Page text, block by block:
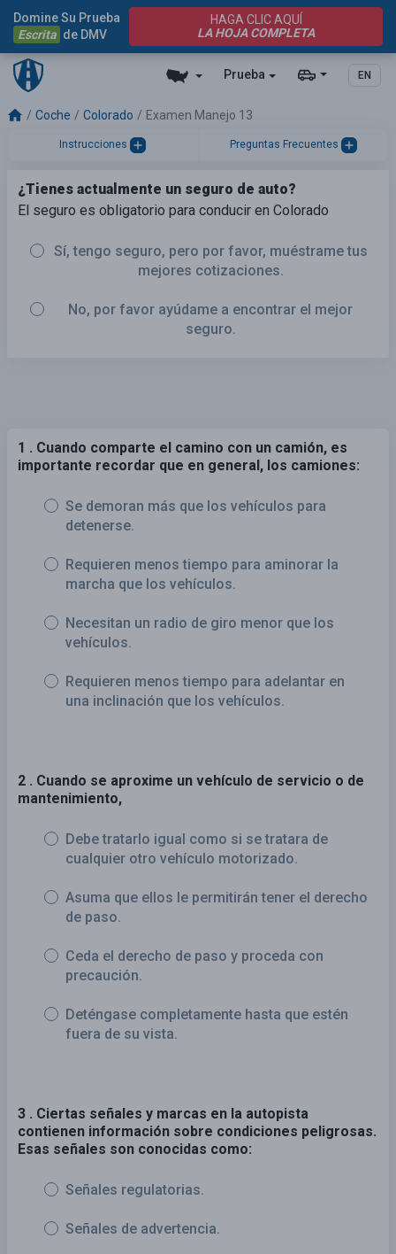
Prueba EN
Domine Su Prueba
Escrita de DMV
HAGA CLIC AQUÍ
LA HOJA COMPLETA
Coche Colorado Examen Manejo 13
Instrucciones Preguntas Frecuentes
¿Tienes actualmente un seguro de auto?
El seguro es obligatorio para conducir en Colorado
Sí, tengo seguro, pero por favor, muéstrame tus
mejores cotizaciones.
No, por favor ayúdame a encontrar el mejor
seguro.
1 . Cuando comparte el camino con un camión, es
importante recordar que en general, los camiones:
Se demoran más que los vehículos para
detenerse.
Requieren menos tiempo para aminorar la
marcha que los vehículos.
Necesitan un radio de giro menor que los
vehículos.
Requieren menos tiempo para adelantar en
una inclinación que los vehículos.
2 . Cuando se aproxime un vehículo de servicio o de
mantenimiento,
Debe tratarlo igual como si se tratara de
cualquier otro vehículo motorizado.
Asuma que ellos le permitirán tener el derecho
de paso.
Ceda el derecho de paso y proceda con
precaución.
Deténgase completamente hasta que estén
fuera de su vista.
3 . Ciertas señales y marcas en la autopista
contienen información sobre condiciones peligrosas.
Esas señales son conocidas como:
Señales regulatorias.
Señales de advertencia.